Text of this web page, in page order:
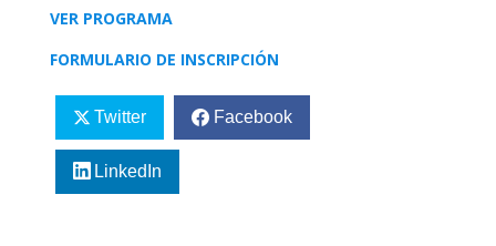
VER PROGRAMA
FORMULARIO DE INSCRIPCIÓN
Twitter Facebook
LinkedIn